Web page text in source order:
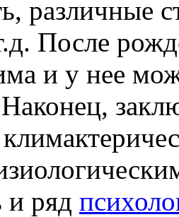
различные
После
и у нее
и ряд